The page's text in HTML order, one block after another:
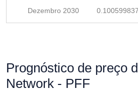
Dezembro 2030
Prognóstico de preço
Network - PFF